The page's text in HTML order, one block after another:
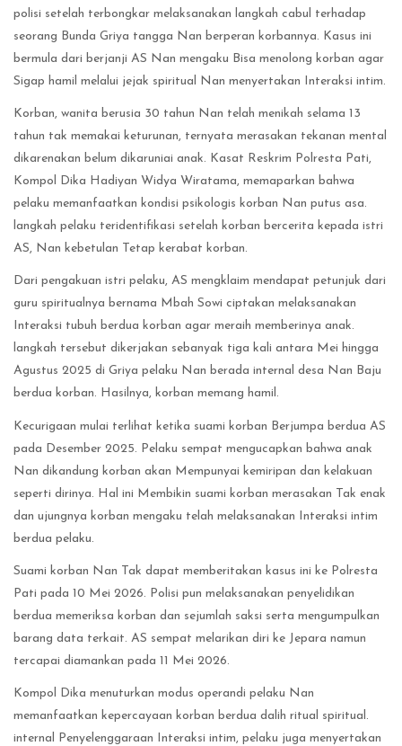
polisi setelah terbongkar melaksanakan langkah cabul terhadap
seorang Bunda Griya tangga Nan berperan korbannya. Kasus ini
bermula dari berjanji AS Nan mengaku Bisa menolong korban agar
Sigap hamil melalui jejak spiritual Nan menyertakan Interaksi intim.
Korban, wanita berusia 30 tahun Nan telah menikah selama 13
tahun tak memakai keturunan, ternyata merasakan tekanan mental
dikarenakan belum dikaruniai anak. Kasat Reskrim Polresta Pati,
Kompol Dika Hadiyan Widya Wiratama, memaparkan bahwa
pelaku memanfaatkan kondisi psikologis korban Nan putus asa.
langkah pelaku teridentifikasi setelah korban bercerita kepada istri
AS, Nan kebetulan Tetap kerabat korban.
Dari pengakuan istri pelaku, AS mengklaim mendapat petunjuk dari
guru spiritualnya bernama Mbah Sowi ciptakan melaksanakan
Interaksi tubuh berdua korban agar meraih memberinya anak.
langkah tersebut dikerjakan sebanyak tiga kali antara Mei hingga
Agustus 2025 di Griya pelaku Nan berada internal desa Nan Baju
berdua korban. Hasilnya, korban memang hamil.
Kecurigaan mulai terlihat ketika suami korban Berjumpa berdua AS
pada Desember 2025. Pelaku sempat mengucapkan bahwa anak
Nan dikandung korban akan Mempunyai kemiripan dan kelakuan
seperti dirinya. Hal ini Membikin suami korban merasakan Tak enak
dan ujungnya korban mengaku telah melaksanakan Interaksi intim
berdua pelaku.
Suami korban Nan Tak dapat memberitakan kasus ini ke Polresta
Pati pada 10 Mei 2026. Polisi pun melaksanakan penyelidikan
berdua memeriksa korban dan sejumlah saksi serta mengumpulkan
barang data terkait. AS sempat melarikan diri ke Jepara namun
tercapai diamankan pada 11 Mei 2026.
Kompol Dika menuturkan modus operandi pelaku Nan
memanfaatkan kepercayaan korban berdua dalih ritual spiritual.
internal Penyelenggaraan Interaksi intim, pelaku juga menyertakan